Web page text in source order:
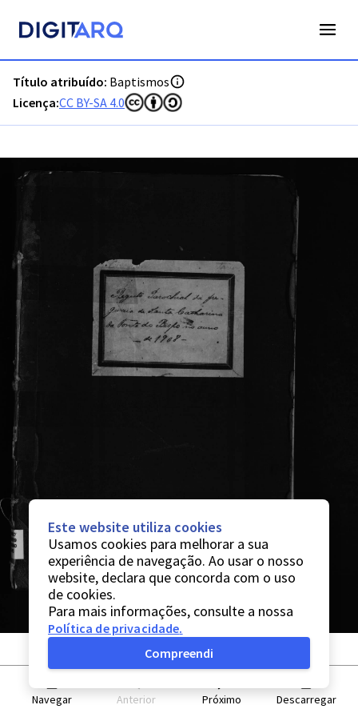
Título atribuído: Baptismos
Licença:CC BY-SA 4.0
Navegar Anterior Próximo Descarregar
Este website utiliza cookies
Usamos cookies para melhorar a sua
experiência de navegação. Ao usar o nosso
website, declara que concorda com o uso
de cookies.
Para mais informações, consulte a nossa
Política de privacidade.
Compreendi